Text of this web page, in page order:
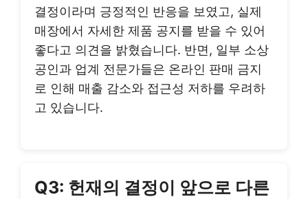
결정이라며 긍정적인 반응을 보였고, 실제
매장에서 자세한 제품 공지를 받을 수 있어
좋다고 의견을 밝혔습니다. 반면, 일부 소상
공인과 업계 전문가들은 온라인 판매 금지
로 인해 매출 감소와 접근성 저하를 우려하
고 있습니다.
Q3: 헌재의 결정이 앞으로 다른